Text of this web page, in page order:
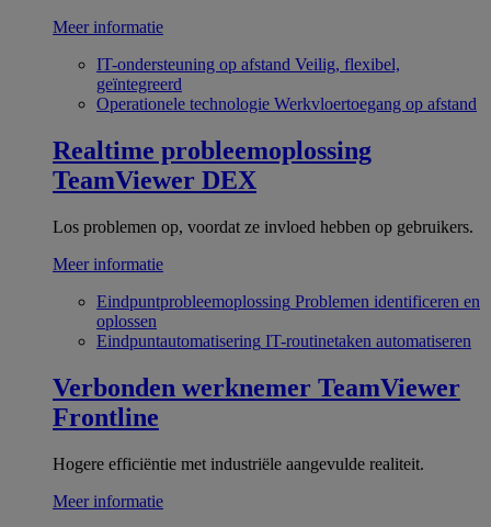
Meer informatie
IT-ondersteuning op afstand Veilig, flexibel,
geïntegreerd
Operationele technologie Werkvloertoegang op afstand
Realtime probleemoplossing
TeamViewer DEX
Los problemen op, voordat ze invloed hebben op gebruikers.
Meer informatie
Eindpuntprobleemoplossing Problemen identificeren en
oplossen
Eindpuntautomatisering IT-routinetaken automatiseren
Verbonden werknemer TeamViewer
Frontline
Hogere efficiëntie met industriële aangevulde realiteit.
Meer informatie